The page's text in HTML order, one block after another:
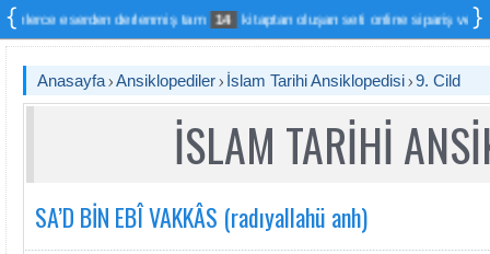
derlenmiş tam 14 kitaptan oluşan seti online sipariş verebilirsiniz
Anasayfa Ansiklopediler İslam Tarihi Ansiklopedisi 9. Cild
İSLAM TARİHİ
SA’D BİN EBÎ VAKKÂS (radıyallahü anh)